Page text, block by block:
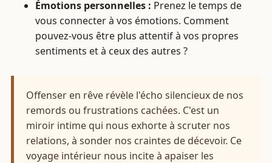
Émotions personnelles : Prenez le temps de
vous connecter à vos émotions. Comment
pouvez-vous être plus attentif à vos propres
sentiments et à ceux des autres ?
Offenser en rêve révèle l'écho silencieux de nos
remords ou frustrations cachées. C'est un
miroir intime qui nous exhorte à scruter nos
relations, à sonder nos craintes de décevoir. Ce
voyage intérieur nous incite à apaiser les